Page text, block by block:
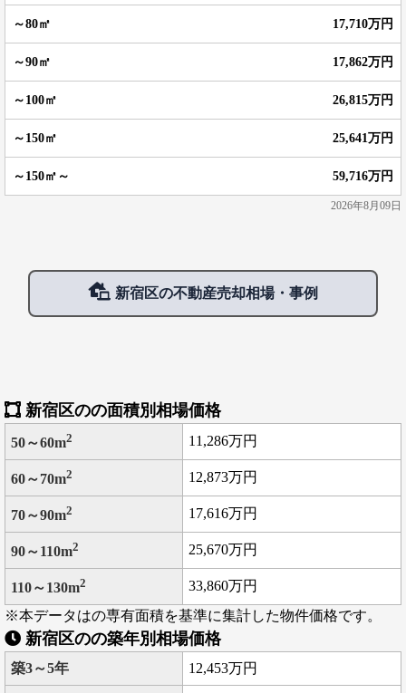
17,710万円
17,862万円
26,815万円
25,641万円
59,716万円
2026年8月09日
新宿区の不動産売却相場・事例
新宿区のの面積別相場価格
50～60m2 11,286万円
60～70m2 12,873万円
70～90m2 17,616万円
90～110m2 25,670万円
110～130m2
33,860万円
※本データはの専有面積を基準に集計した物件価格です。
新宿区のの築年別相場価格
築3～5年 12,453万円